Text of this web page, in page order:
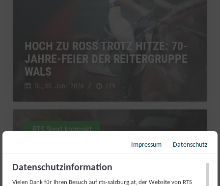
HOCH ZU ROSS TROTZ HITZE: 70-
JAHRE-FEIER DER REITERGRUPPE
WALS
Di., 30. Juni. 2026 // 229
RTS Sport kompakt
Impressum Datenschutz
Datenschutzinformation
Vielen Dank für Ihren Besuch auf rts-salzburg.at, der Website von RTS